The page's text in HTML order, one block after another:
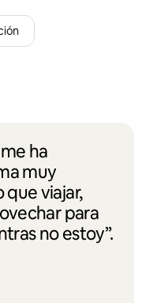
ha
muy
viajar,
para
no estoy”.